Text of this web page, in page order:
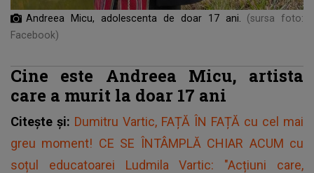
Andreea Micu, adolescenta de doar 17 ani.
(sursa foto:
Facebook)
Cine este Andreea Micu, artista
care a murit la doar 17 ani
Citește și: Dumitru Vartic, FAȚĂ ÎN FAȚĂ cu cel mai
greu moment! CE SE ÎNTÂMPLĂ CHIAR ACUM cu
soțul educatoarei Ludmila Vartic: "Acțiuni care,